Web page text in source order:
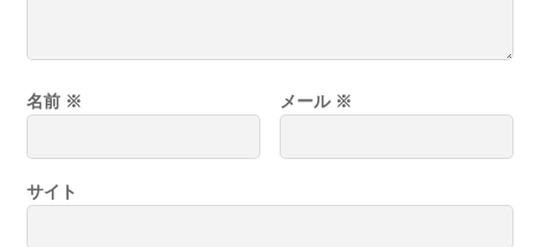
名前 ※ メール ※
サイト